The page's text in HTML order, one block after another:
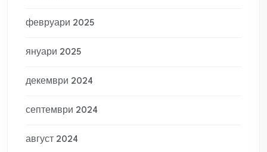
февруари 2025
януари 2025
декември 2024
септември 2024
август 2024